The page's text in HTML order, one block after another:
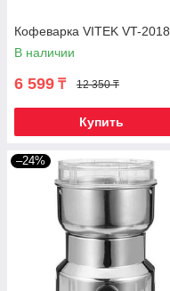
Кофеварка VITEK VT-2018
В наличии
6 599 ₸ 12 350 ₸
Купить
–24%